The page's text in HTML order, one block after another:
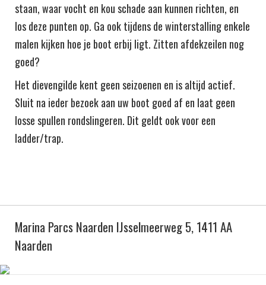
staan, waar vocht en kou schade aan kunnen richten, en
los deze punten op. Ga ook tijdens de winterstalling enkele
malen kijken hoe je boot erbij ligt. Zitten afdekzeilen nog
goed?
Het dievengilde kent geen seizoenen en is altijd actief.
Sluit na ieder bezoek aan uw boot goed af en laat geen
losse spullen rondslingeren. Dit geldt ook voor een
ladder/trap.
Marina Parcs Naarden IJsselmeerweg 5, 1411 AA
Naarden